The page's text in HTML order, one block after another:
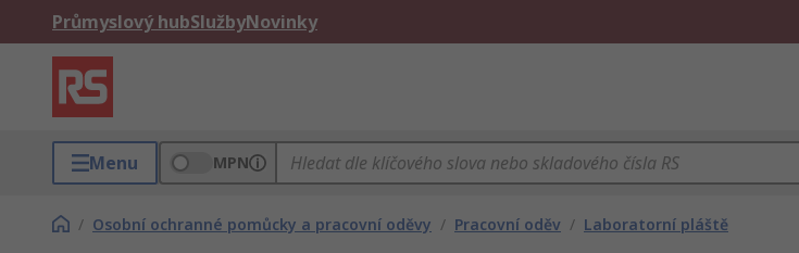
Průmyslový hubSlužbyNovinky
Menu MPN
/ Osobní ochranné pomůcky a pracovní oděvy / Pracovní oděv / Laboratorní pláště